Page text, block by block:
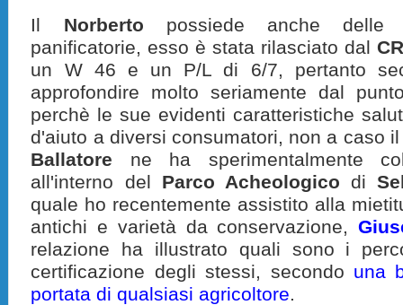
Il Norberto possiede anche delle
panificatorie, esso è stata rilasciato dal
un W 46 e un P/L di 6/7, pertanto
approfondire molto seriamente dal
perchè le sue evidenti caratteristiche
d'aiuto a diversi consumatori, non a caso
Ballatore ne ha sperimentalmente
all'interno del Parco Acheologico di
quale ho recentemente assistito alla
antichi e varietà da conservazione,
relazione ha illustrato quali sono i
certificazione degli stessi, secondo una
portata di qualsiasi agricoltore.